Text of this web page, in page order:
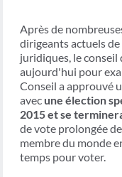
Après de
dirigeants actuels de
juridiques, le
aujourd'hui pour
Conseil a approuvé
avec une élection
2015 et se
de vote prolongée
membre du monde
temps pour voter.